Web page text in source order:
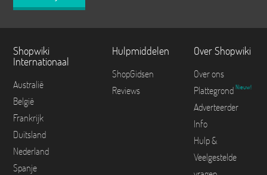
Shopwiki
Internationaal
Australië
België
Frankrijk
Duitsland
Nederland
Spanje
Hulpmiddelen
ShopGidsen
Reviews
Over Shopwiki
Over ons
Plattegrond Nieuw!
Adverteerder
Info
Hulp &
Veelgestelde